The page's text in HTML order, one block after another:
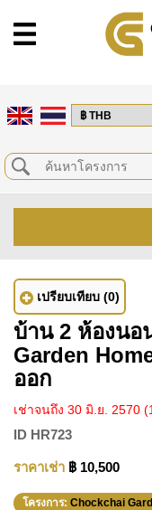
เปรียบเทียบ (0)
บ้าน 2 ห้องนอ
Garden
ออก
เช่าจนถึง 30 มิ.ย. 2570
ID HR723
ราคาเช่า ฿ 10,500
โครงการ: Chockchai